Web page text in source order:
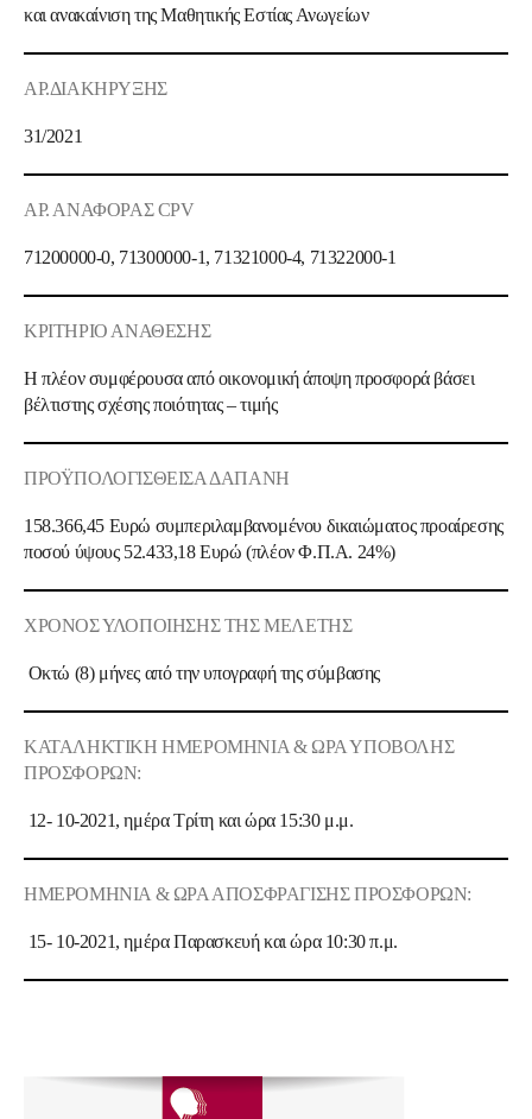
και ανακαίνιση της Μαθητικής Εστίας Ανωγείων
ΑΡ.ΔΙΑΚΗΡΥΞΗΣ
31/2021
ΑΡ. ΑΝΑΦΟΡΑΣ CPV
71200000-0, 71300000-1, 71321000-4, 71322000-1
ΚΡΙΤΗΡΙΟ ΑΝΑΘΕΣΗΣ
Η πλέον συμφέρουσα από οικονομική άποψη προσφορά βάσει
βέλτιστης σχέσης ποιότητας – τιμής
ΠΡΟΫΠΟΛΟΓΙΣΘΕΙΣΑ ΔΑΠΑΝΗ
158.366,45 Ευρώ συμπεριλαμβανομένου δικαιώματος προαίρεσης
ποσού ύψους 52.433,18 Ευρώ (πλέον Φ.Π.Α. 24%)
ΧΡΟΝΟΣ ΥΛΟΠΟΙΗΣΗΣ ΤΗΣ ΜΕΛΕΤΗΣ
Οκτώ (8) μήνες από την υπογραφή της σύμβασης
ΚΑΤΑΛΗΚΤΙΚΗ ΗΜΕΡΟΜΗΝΙΑ & ΩΡΑ ΥΠΟΒΟΛΗΣ
ΠΡΟΣΦΟΡΩΝ:
12- 10-2021, ημέρα Τρίτη και ώρα 15:30 μ.μ.
ΗΜΕΡΟΜΗΝΙΑ & ΩΡΑ ΑΠΟΣΦΡΑΓΙΣΗΣ ΠΡΟΣΦΟΡΩΝ:
15- 10-2021, ημέρα Παρασκευή και ώρα 10:30 π.μ.